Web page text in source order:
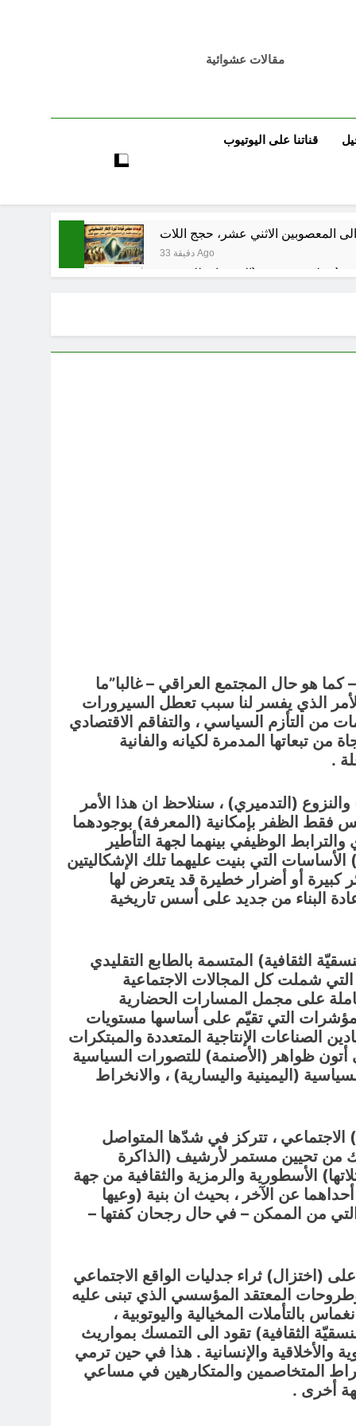
مقالات عشوائية
قناتنا على اليوتيوب
المعصوبين الاثني عشر، حجج اللات
33 دقيقة Ago
مجلس حسيني (الاستجابة للنصيحة)
الأكبر من الغزو العراقي للكويت؟
هو حال المجتمع العراقي – غالبا”ما
الذي يفسر لنا سبب تعطل السيرورات
من التأزم السياسي ، والتفاقم الاقتصادي
تبعاتها المدمرة لكيانه والفانية
.
(التدميري) ، سنلاحظ ان هذا الأمر
فقط الظفر بإمكانية (المعرفة) بوجودهما
الوظيفي بينهما لجهة التأطير
التي بنيت عليهما تلك الإشكاليتين
كبيرة أو أضرار خطيرة قد يتعرض لها
البناء من جديد على أسس تاريخية
الثقافية) المتسمة بالطابع التقليدي
التي شملت كل المجالات الاجتماعية
على مجمل المسارات الحضارية
التي تقيّم على أساسها مستويات
الصناعات الإنتاجية المتعددة والمبتكرات
أتون ظواهر (الأصنمة) للتصورات السياسية
(اليمينية واليسارية) ، والانخراط
الاجتماعي ، تتركز في شدّها المتواصل
من تحيين مستمر لأرشيف (الذاكرة
الأسطورية والرمزية والثقافية من جهة
عن الآخر ، بحيث ان بنية (وعيها
التي من الممكن – في حال رجحان كفتها –
على (اختزال) ثراء جدليات الواقع الاجتماعي
المعتقد المؤسسي الذي تبنى عليه
بالتأملات المخيالية واليوتوبية ،
الثقافية) تقود الى التمسك بمواريث
والإنسانية . هذا في حين ترمي
المتخاصمين والمتكارهين في مساعي
أخرى .